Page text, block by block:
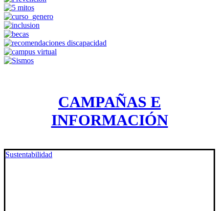
CAMPAÑAS E
INFORMACIÓN
Sustentabilidad